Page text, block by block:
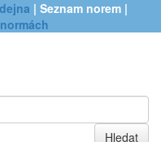
| Seznam norem |